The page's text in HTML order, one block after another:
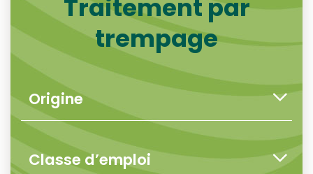
Traitement par
trempage